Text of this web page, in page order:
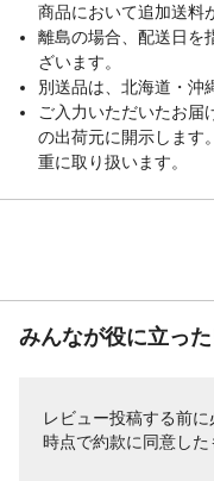
商品において追加送料
離島の場合、配送日を
ざいます。
別送品は、北海道・沖
ご入力いただいたお届
の出荷元に開示します
重に取り扱います。
みんなが役に立っ
レビュー投稿する前に
時点で約款に同意した